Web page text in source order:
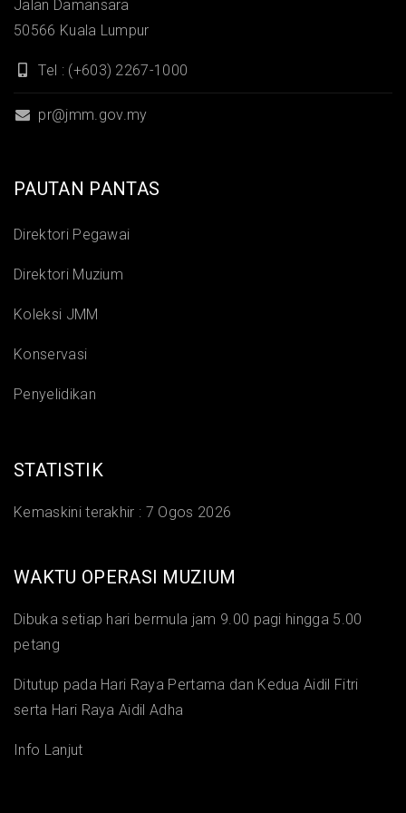
Jalan Damansara
50566 Kuala Lumpur
Tel : (+603) 2267-1000
pr@jmm.gov.my
PAUTAN PANTAS
Direktori Pegawai
Direktori Muzium
Koleksi JMM
Konservasi
Penyelidikan
STATISTIK
Kemaskini terakhir : 7 Ogos 2026
WAKTU OPERASI MUZIUM
Dibuka setiap hari bermula jam 9.00 pagi hingga 5.00
petang
Ditutup pada Hari Raya Pertama dan Kedua Aidil Fitri
serta Hari Raya Aidil Adha
Info Lanjut